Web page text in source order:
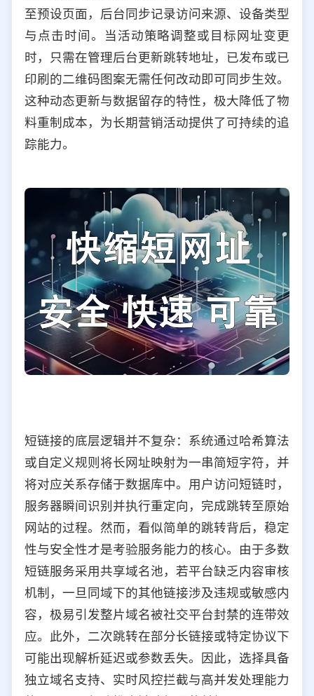
至预设页面，后台同步记录访问来源、设备类型
与点击时间。当活动策略调整或目标网址变更
时，只需在管理后台更新跳转地址，已发布或已
印刷的二维码图案无需任何改动即可同步生效。
这种动态更新与数据留存的特性，极大降低了物
料重制成本，为长期营销活动提供了可持续的追
踪能力。
短链接的底层逻辑并不复杂：系统通过哈希算法
或自定义规则将长网址映射为一串简短字符，并
将对应关系存储于数据库中。用户访问短链时，
服务器瞬间识别并执行重定向，完成跳转至原始
网站的过程。然而，看似简单的跳转背后，稳定
性与安全性才是考验服务能力的核心。由于多数
短链服务采用共享域名池，若平台缺乏内容审核
机制，一旦同域下的其他链接涉及违规或敏感内
容，极易引发整片域名被社交平台封禁的连带效
应。此外，二次跳转在部分长链接或特定协议下
可能出现解析延迟或参数丢失。因此，选择具备
独立域名支持、实时风控拦截与高并发处理能力